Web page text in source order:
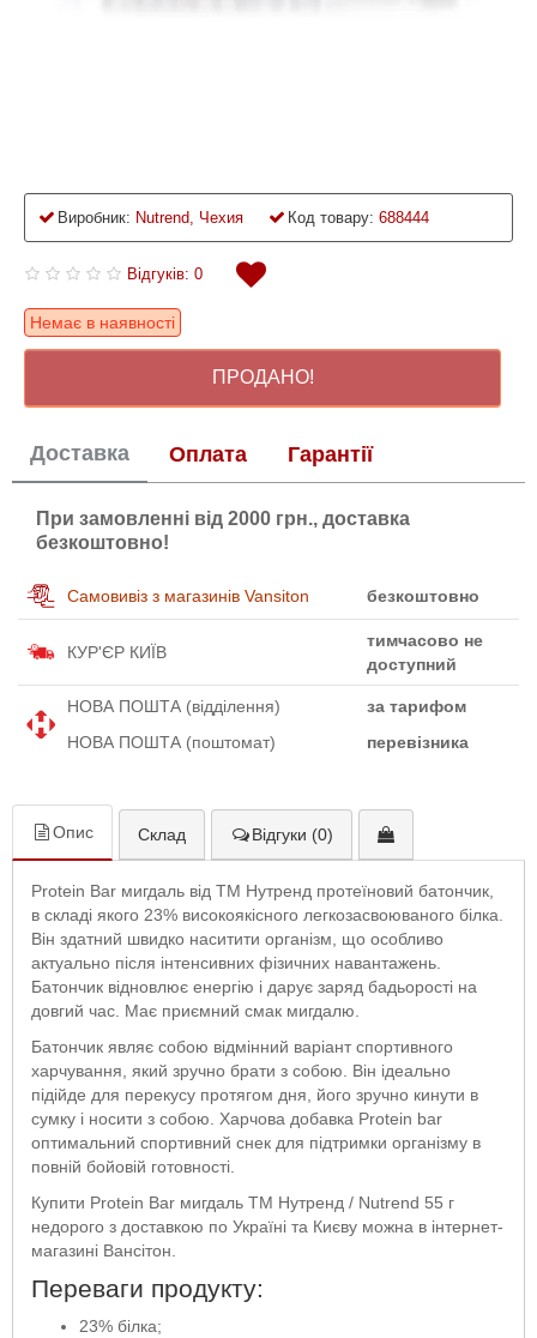
Виробник: Nutrend, Чехия Код товару: 688444
Відгуків: 0
Немає в наявності
ПРОДАНО!
Доставка Оплата Гарантії
При замовленні від 2000 грн., доставка
безкоштовно!
Самовивіз з магазинів Vansiton безкоштовно
КУР'ЄР КИЇВ
тимчасово не
доступний
НОВА ПОШТА (відділення)
за тарифом
НОВА ПОШТА (поштомат)
перевізника
Опис Склад Відгуки (0)
Protein Bar мигдаль від ТМ Нутренд протеїновий батончик,
в складі якого 23% високоякісного легкозасвоюваного білка.
Він здатний швидко наситити організм, що особливо
актуально після інтенсивних фізичних навантажень.
Батончик відновлює енергію і дарує заряд бадьорості на
довгий час. Має приємний смак мигдалю.
Батончик являє собою відмінний варіант спортивного
харчування, який зручно брати з собою. Він ідеально
підійде для перекусу протягом дня, його зручно кинути в
сумку і носити з собою. Харчова добавка Protein bar
оптимальний спортивний снек для підтримки організму в
повній бойовій готовності.
Купити Protein Bar мигдаль ТМ Нутренд / Nutrend 55 г
недорого з доставкою по Україні та Києву можна в інтернет-
магазині Вансітон.
Переваги продукту:
23% білка;